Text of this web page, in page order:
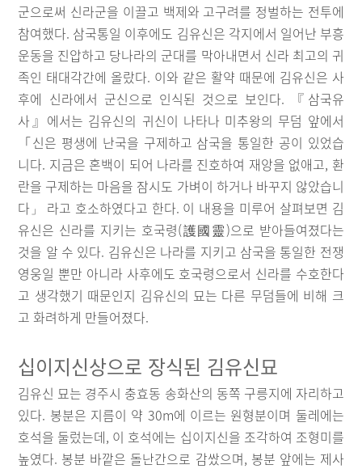
군으로써 신라군을 이끌고 백제와 고구려를 정벌하는 전투에
참여했다. 삼국통일 이후에도 김유신은 각지에서 일어난 부흥
운동을 진압하고 당나라의 군대를 막아내면서 신라 최고의 귀
족인 태대각간에 올랐다. 이와 같은 활약 때문에 김유신은 사
후에 신라에서 군신으로 인식된 것으로 보인다. 『삼국유
사』에서는 김유신의 귀신이 나타나 미추왕의 무덤 앞에서
「신은 평생에 난국을 구제하고 삼국을 통일한 공이 있었습
니다. 지금은 혼백이 되어 나라를 진호하여 재앙을 없애고, 환
란을 구제하는 마음을 잠시도 가벼이 하거나 바꾸지 않았습니
다 」
라고 호소하였다고 한다. 이 내용을 미루어 살펴보면 김
유신은 신라를 지키는 호국령(護國靈)으로 받아들여졌다는
것을 알 수 있다. 김유신은 나라를 지키고 삼국을 통일한 전쟁
영웅일 뿐만 아니라 사후에도 호국령으로서 신라를 수호한다
고 생각했기 때문인지 김유신의 묘는 다른 무덤들에 비해 크
고 화려하게 만들어졌다.
십이지신상으로 장식된 김유신묘
김유신 묘는 경주시 충효동 송화산의 동쪽 구릉지에 자리하고
있다. 봉분은 지름이 약 30m에 이르는 원형분이며 둘레에는
호석을 둘렀는데, 이 호석에는 십이지신을 조각하여 조형미를
높였다. 봉분 바깥은 돌난간으로 감쌌으며, 봉분 앞에는 제사